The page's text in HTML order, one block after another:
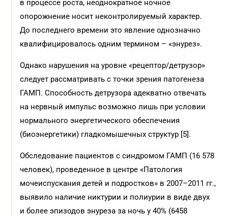
в процессе роста, неоднократное ночное
опорожнение носит неконтролируемый характер.
До последнего времени это явление однозначно
квалифицировалось одним термином – «энурез».
Однако нарушения на уровне «рецептор/детрузор»
следует рассматривать с точки зрения патогенеза
ГАМП. Способность детрузора адекватно отвечать
на нервный импульс возможно лишь при условии
нормального энергетического обеспечения
(биоэнергетики) гладкомышечных структур [5].
Обследование пациентов с синдромом ГАМП (16 578
человек), проведенное в центре «Патология
мочеиспускания детей и подростков» в 2007–2011 гг.,
выявило наличие никтурии и полиурии в виде двух
и более эпизодов энуреза за ночь у 40% (6458